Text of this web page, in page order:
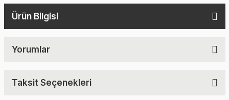
Ürün Bilgisi
Yorumlar
Taksit Seçenekleri